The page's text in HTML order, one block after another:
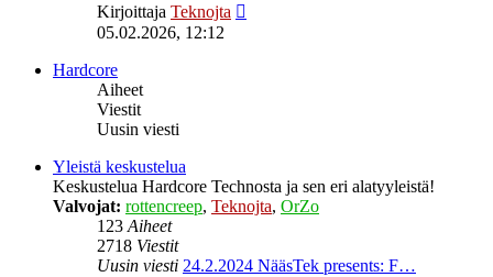
Kirjoittaja Teknojta
05.02.2026, 12:12
Hardcore
Aiheet
Viestit
Uusin viesti
Yleistä keskustelua
Keskustelua Hardcore Technosta ja sen eri alatyyleistä!
Valvojat: rottencreep, Teknojta, OrZo
123Aiheet
2718 Viestit
Uusin viesti 24.2.2024 NääsTek presents: F…